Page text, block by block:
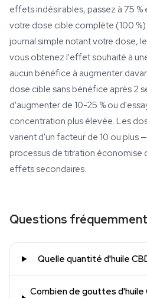
effets indésirables, passez à 75 %
votre dose cible complète (100 %)
journal simple notant votre dose,
vous obtenez l'effet souhaité à
aucun bénéfice à augmenter
dose cible sans bénéfice après 2
d'augmenter de 10-25 % ou
concentration plus élevée. Les
varient d'un facteur de 10 ou plus
processus de titration économise
effets secondaires.
Questions
Quelle quantité d'huile
Combien de gouttes